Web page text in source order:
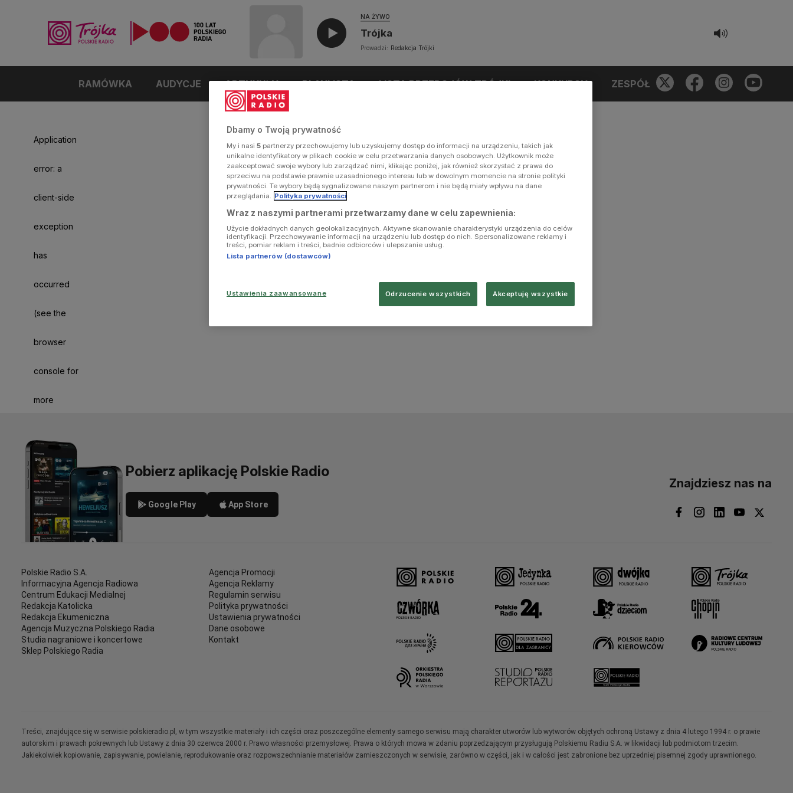
NA ŻYWO
Trójka
Prowadzi: Redakcja Trójki
RAMÓWKA AUDYCJE ARTYKUŁY PLAYLISTA LISTA PRZEBOJÓW TRÓJKI KONKURSY ZESPÓŁ
Application
error: a
client-side
exception
has
occurred
(see the
browser
console for
more
Pobierz aplikację Polskie Radio
Google Play App Store
Znajdziesz nas na
Polskie Radio S.A.
Informacyjna Agencja Radiowa
Centrum Edukacji Medialnej
Redakcja Katolicka
Redakcja Ekumeniczna
Agencja Muzyczna Polskiego Radia
Studia nagraniowe i koncertowe
Sklep Polskiego Radia
Agencja Promocji
Agencja Reklamy
Regulamin serwisu
Polityka prywatności
Ustawienia prywatności
Dane osobowe
Kontakt
Treści, znajdujące się w serwisie polskieradio.pl, w tym wszystkie materiały i ich części oraz poszczególne elementy samego serwisu mają charakter utworów lub wytworów objętych ochroną Ustawy z dnia 4 lutego 1994 r. o prawie
autorskim i prawach pokrewnych lub Ustawy z dnia 30 czerwca 2000 r. Prawo własności przemysłowej. Prawa o których mowa w zdaniu poprzedzającym przysługują Polskiemu Radiu S.A. w likwidacji lub podmiotom trzecim.
Jakiekolwiek kopiowanie, zapisywanie, powielanie, reprodukowanie oraz rozpowszechnianie materiałów zamieszczonych w serwisie, zarówno w części, jak i w całości jest zabronione bez uprzedniej pisemnej zgody uprawnionego.
Dbamy o Twoją prywatność
My i nasi 5 partnerzy przechowujemy lub uzyskujemy dostęp do informacji na urządzeniu, takich jak
unikalne identyfikatory w plikach cookie w celu przetwarzania danych osobowych. Użytkownik może
zaakceptować swoje wybory lub zarządzać nimi, klikając poniżej, jak również skorzystać z prawa do
sprzeciwu na podstawie prawnie uzasadnionego interesu lub w dowolnym momencie na stronie polityki
prywatności. Te wybory będą sygnalizowane naszym partnerom i nie będą miały wpływu na dane
przeglądania. Polityka prywatności
Wraz z naszymi partnerami przetwarzamy dane w celu zapewnienia:
Użycie dokładnych danych geolokalizacyjnych. Aktywne skanowanie charakterystyki urządzenia do celów
identyfikacji. Przechowywanie informacji na urządzeniu lub dostęp do nich. Spersonalizowane reklamy i
treści, pomiar reklam i treści, badnie odbiorców i ulepszanie usług.
Lista partnerów (dostawców)
Ustawienia zaawansowane Odrzucenie wszystkich Akceptuję wszystkie